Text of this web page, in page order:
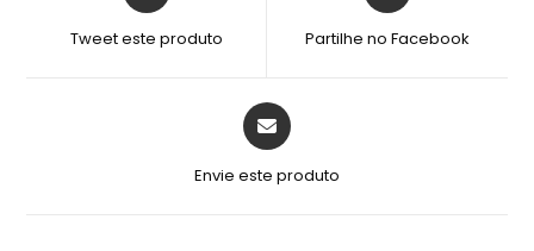
Tweet este produto Partilhe no Facebook
Envie este produto